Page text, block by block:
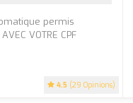
4.5 (29 Opinions)
permis
VOTRE CPF